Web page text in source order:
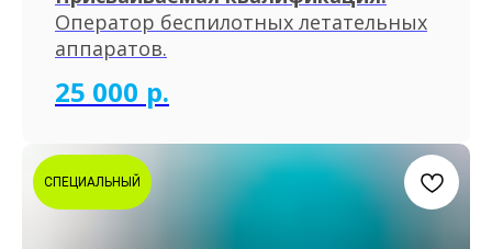
Оператор беспилотных летательных
аппаратов.
25 000 р.
СПЕЦИАЛЬНЫЙ